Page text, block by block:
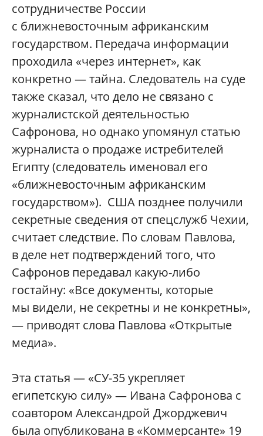
сотрудничестве России
с ближневосточным африканским
государством. Передача информации
проходила «через интернет», как
конкретно — тайна. Следователь на суде
также сказал, что дело не связано с
журналистской деятельностью
Сафронова, но однако упомянул статью
журналиста о продаже истребителей
Египту (следователь именовал его
«ближневосточным африканским
государством»). США позднее получили
секретные сведения от спецслужб Чехии,
считает следствие. По словам Павлова,
в деле нет подтверждений того, что
Сафронов передавал какую-либо
гостайну: «Все документы, которые
мы видели, не секретны и не конкретны»,
— приводят слова Павлова «Открытые
медиа».
Эта статья — «СУ-35 укрепляет
египетскую силу» — Ивана Сафронова с
соавтором Александрой Джорджевич
была опубликована в «Коммерсанте» 19